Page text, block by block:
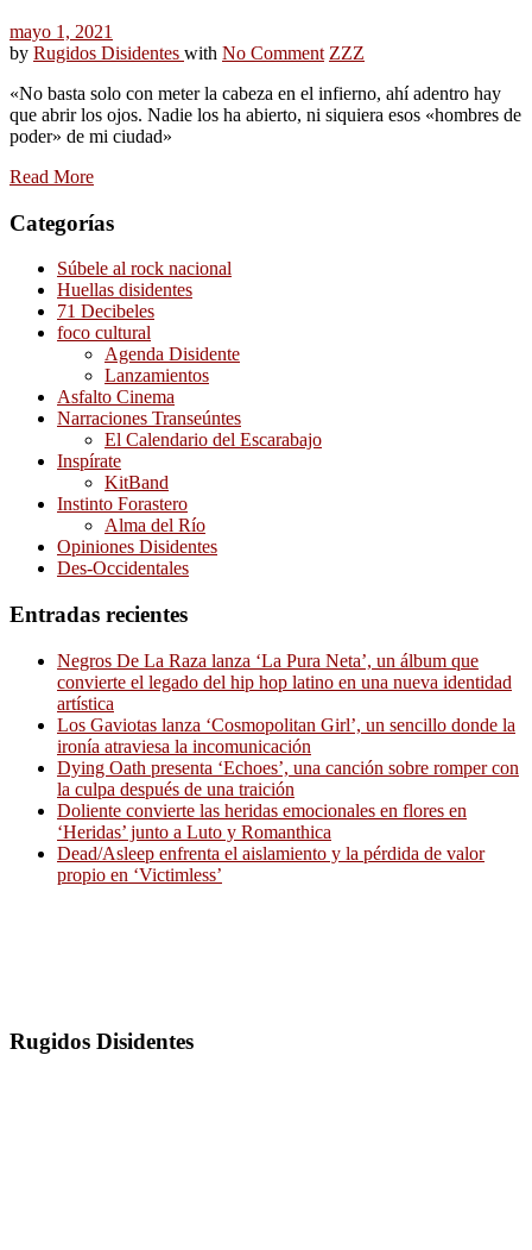
mayo 1, 2021
by Rugidos Disidentes with No Comment ZZZ
«No basta solo con meter la cabeza en el infierno, ahí adentro hay
que abrir los ojos. Nadie los ha abierto, ni siquiera esos «hombres de
poder» de mi ciudad»
Read More
Categorías
Súbele al rock nacional
Huellas disidentes
71 Decibeles
foco cultural
Agenda Disidente
Lanzamientos
Asfalto Cinema
Narraciones Transeúntes
El Calendario del Escarabajo
Inspírate
KitBand
Instinto Forastero
Alma del Río
Opiniones Disidentes
Des-Occidentales
Entradas recientes
Negros De La Raza lanza ‘La Pura Neta’, un álbum que
convierte el legado del hip hop latino en una nueva identidad
artística
Los Gaviotas lanza ‘Cosmopolitan Girl’, un sencillo donde la
ironía atraviesa la incomunicación
Dying Oath presenta ‘Echoes’, una canción sobre romper con
la culpa después de una traición
Doliente convierte las heridas emocionales en flores en
‘Heridas’ junto a Luto y Romanthica
Dead/Asleep enfrenta el aislamiento y la pérdida de valor
propio en ‘Victimless’
Rugidos Disidentes